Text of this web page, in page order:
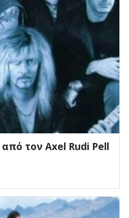
τον Axel Rudi Pell